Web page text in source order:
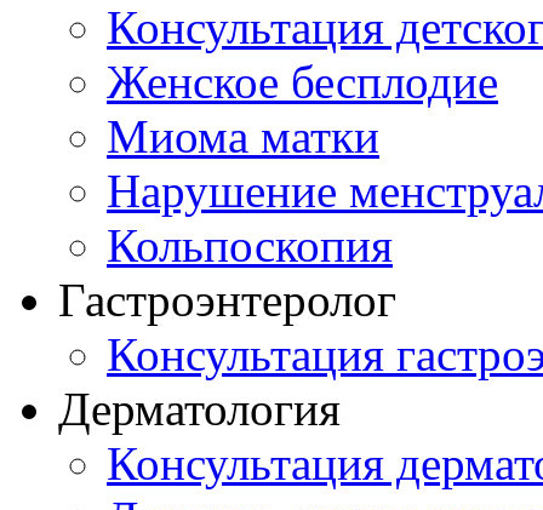
Консультация
Женское бесплодие
Миома матки
Нарушение
Кольпоскопия
Гастроэнтеролог
Консультация
Дерматология
Консультация